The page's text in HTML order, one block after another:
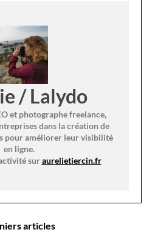
/ Lalydo
et photographe freelance,
dans la création de
pour améliorer leur visibilité
en ligne.
suraurelietiercin.fr
articles